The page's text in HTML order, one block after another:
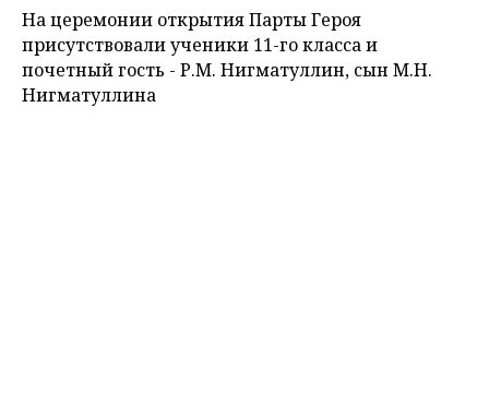
На церемонии открытия Парты Героя
присутствовали ученики 11-го класса и
почетный гость - Р.М. Нигматуллин, сын М.Н.
Нигматуллина